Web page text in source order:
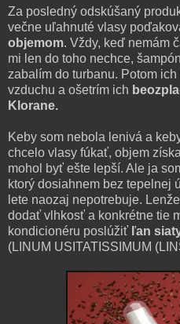
Za posledný odskúšaný
večne uľahnuté vlasy
objemom. Vždy, keď nemám
mi len do toho nechce,
zabalím do turbanu. Potom
vzduchu a ošetrím ich
Klorane.
Keby som nebola lenivá a
chcelo vlasy fúkať, objem
mohol byť ešte lepší. Ale ja
ktorý dosiahnem bez tepelnej
lete naozaj nepotrebuje.
dodať vlhkosť a konkrétne tie
kondicionéru poslúžiť ľan
(LINUM USITATISSIMUM